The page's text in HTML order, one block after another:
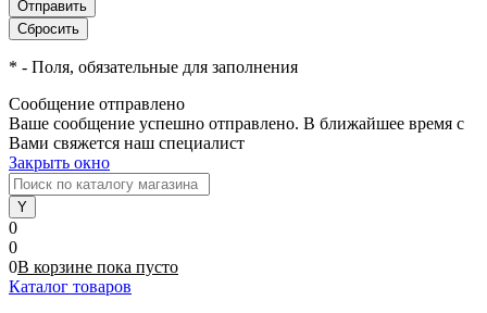
* - Поля, обязательные для заполнения
Сообщение отправлено
Ваше сообщение успешно отправлено. В ближайшее время с
Вами свяжется наш специалист
Закрыть окно
0
0
0В корзине пока пусто
Каталог товаров